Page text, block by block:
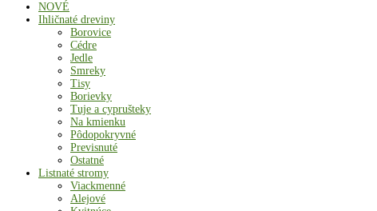
NOVÉ
Ihličnaté dreviny
Borovice
Cédre
Jedle
Smreky
Tisy
Borievky
Tuje a cyprušteky
Na kmienku
Pôdopokryvné
Previsnuté
Ostatné
Listnaté stromy
Viackmenné
Alejové